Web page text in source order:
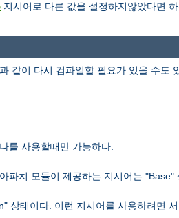
지시어로 다른 값을 설정하지않았다면
같이 다시 컴파일할 필요가 있을 수도
를 사용할때만 가능하다.
파치 모듈이 제공하는 지시어는 "Base"
상태이다. 이런 지시어를 사용하려면